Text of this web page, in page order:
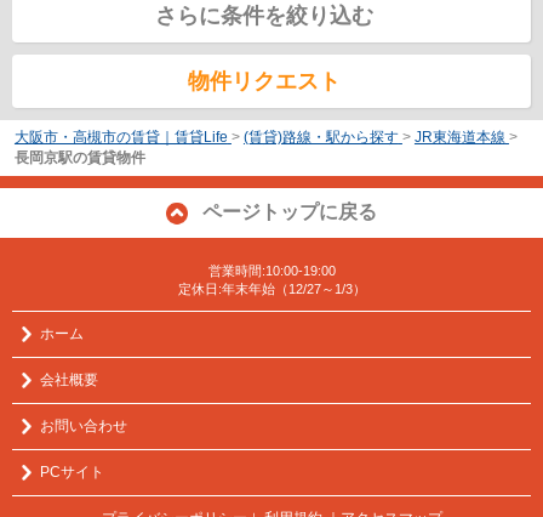
さらに条件を絞り込む
物件リクエスト
大阪市・高槻市の賃貸｜賃貸Life > (賃貸)路線・駅から探す > JR東海道本線 >
長岡京駅の賃貸物件
ページトップに戻る
営業時間:10:00-19:00
定休日:年末年始（12/27～1/3）
ホーム
会社概要
お問い合わせ
PCサイト